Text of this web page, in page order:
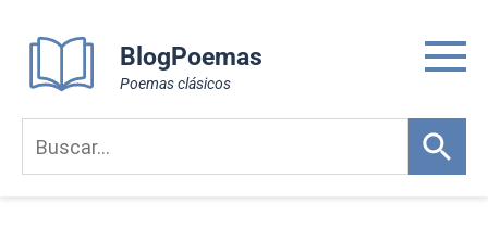
content
BlogPoemas
Poemas clásicos